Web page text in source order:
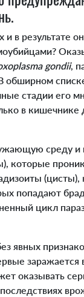
в результате
gondii,
обширном
стадии его
в
среду и
которые
попадают
цикл
явных
заражается
оказывать